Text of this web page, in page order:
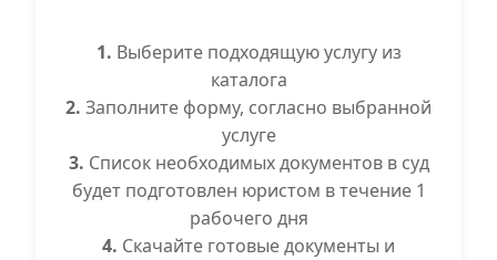
1. Выберите подходящую услугу из
каталога
2. Заполните форму, согласно выбранной
услуге
3. Список необходимых документов в суд
будет подготовлен юристом в течение 1
рабочего дня
4. Скачайте готовые документы и